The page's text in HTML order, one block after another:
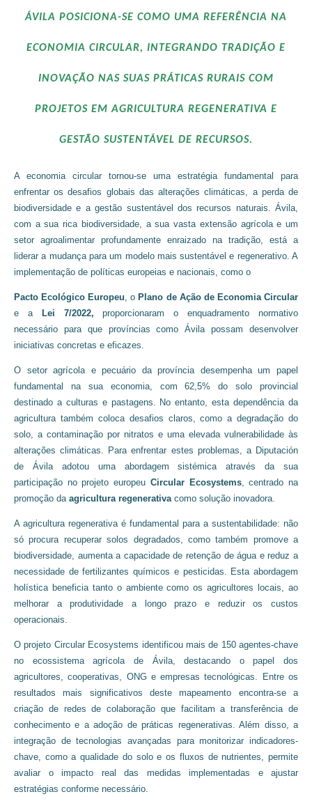
ÁVILA POSICIONA-SE COMO UMA REFERÊNCIA NA
ECONOMIA CIRCULAR, INTEGRANDO TRADIÇÃO E
INOVAÇÃO NAS SUAS PRÁTICAS RURAIS COM
PROJETOS EM AGRICULTURA REGENERATIVA E
GESTÃO SUSTENTÁVEL DE RECURSOS.
A economia circular tornou-se uma estratégia fundamental para
enfrentar os desafios globais das alterações climáticas, a perda de
biodiversidade e a gestão sustentável dos recursos naturais. Ávila,
com a sua rica biodiversidade, a sua vasta extensão agrícola e um
setor agroalimentar profundamente enraizado na tradição, está a
liderar a mudança para um modelo mais sustentável e regenerativo. A
implementação de políticas europeias e nacionais, como o
Pacto Ecológico Europeu, o Plano de Ação de Economia Circular
e a
Lei 7/2022, proporcionaram o enquadramento normativo
necessário para que províncias como Ávila possam desenvolver
iniciativas concretas e eficazes.
O setor agrícola e pecuário da província desempenha um papel
fundamental na sua economia, com 62,5% do solo provincial
destinado a culturas e pastagens. No entanto, esta dependência da
agricultura também coloca desafios claros, como a degradação do
solo, a contaminação por nitratos e uma elevada vulnerabilidade às
alterações climáticas. Para enfrentar estes problemas, a Diputación
de Ávila adotou uma abordagem sistémica através da sua
participação no projeto europeu Circular Ecosystems, centrado na
promoção da agricultura regenerativacomo solução inovadora.
A agricultura regenerativa é fundamental para a sustentabilidade: não
só procura recuperar solos degradados, como também promove a
biodiversidade, aumenta a capacidade de retenção de água e reduz a
necessidade de fertilizantes químicos e pesticidas. Esta abordagem
holística beneficia tanto o ambiente como os agricultores locais, ao
melhorar a produtividade a longo prazo e reduzir os custos
operacionais.
O projeto Circular Ecosystems identificou mais de 150 agentes-chave
no ecossistema agrícola de Ávila, destacando o papel dos
agricultores, cooperativas, ONG e empresas tecnológicas. Entre os
resultados mais significativos deste mapeamento encontra-se a
criação de redes de colaboração que facilitam a transferência de
conhecimento e a adoção de práticas regenerativas. Além disso, a
integração de tecnologias avançadas para monitorizar indicadores-
chave, como a qualidade do solo e os fluxos de nutrientes, permite
avaliar o impacto real das medidas implementadas e ajustar
estratégias conforme necessário.